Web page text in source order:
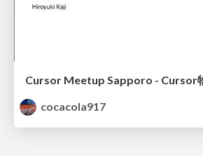
Cursor Meetup Sapporo - Cursor
cocacola917